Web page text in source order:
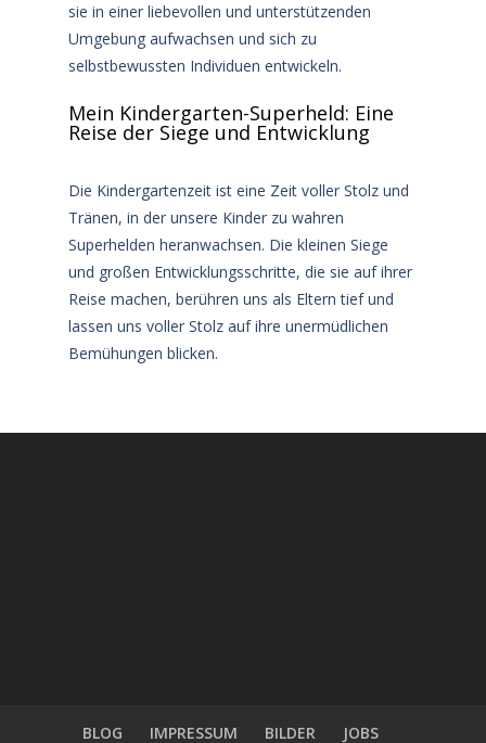
sie in einer liebevollen und unterstützenden
Umgebung aufwachsen und sich zu
selbstbewussten Individuen entwickeln.
Mein Kindergarten-Superheld: Eine
Reise der Siege und Entwicklung
Die Kindergartenzeit ist eine Zeit voller Stolz und
Tränen, in der unsere Kinder zu wahren
Superhelden heranwachsen. Die kleinen Siege
und großen Entwicklungsschritte, die sie auf ihrer
Reise machen, berühren uns als Eltern tief und
lassen uns voller Stolz auf ihre unermüdlichen
Bemühungen blicken.
BLOG IMPRESSUM BILDER JOBS